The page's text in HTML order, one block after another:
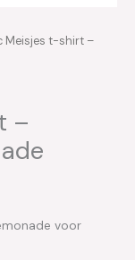
Meisjes t-shirt –
–
voor